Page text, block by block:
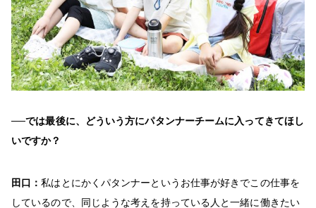
──では最後に、どういう方にパタンナーチームに入ってきてほし
いですか？
田口：私はとにかくパタンナーというお仕事が好きでこの仕事を
しているので、同じような考えを持っている人と一緒に働きたい